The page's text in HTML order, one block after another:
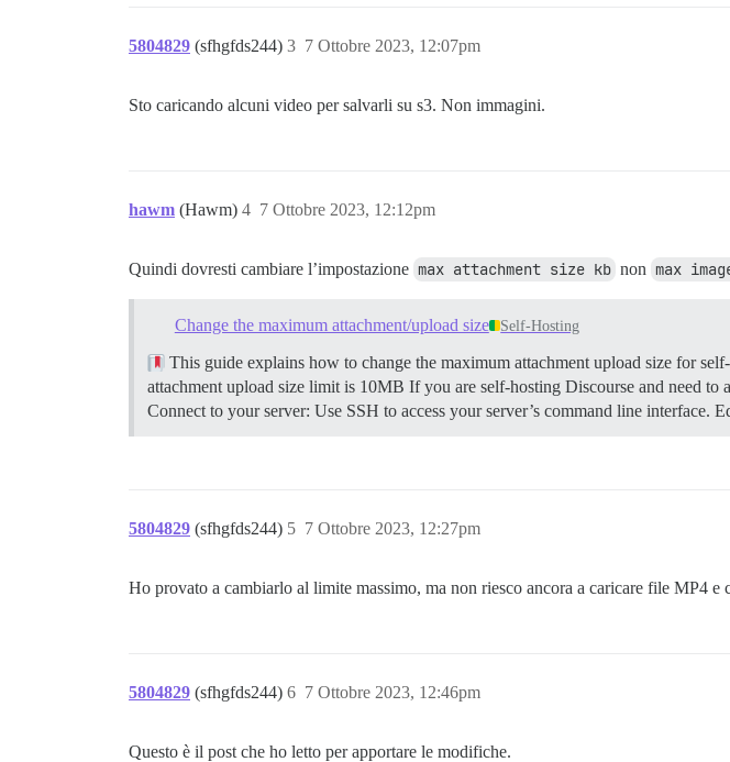
5804829 (sfhgfds244) 7 Ottobre 2023, 12:07pm
3
Sto caricando alcuni video per salvarli su s3. Non immagini.
hawm (Hawm) 7 Ottobre 2023, 12:12pm
4
Quindi dovresti cambiare l’impostazione max attachment size kb non max
Change the maximum attachment/upload size Self-Hosting
This guide explains how to change the maximum attachment upload size for
attachment upload size limit is 10MB If you are self-hosting Discourse and need
Connect to your server: Use SSH to access your server’s command line
5804829 (sfhgfds244) 7 Ottobre 2023, 12:27pm
5
Ho provato a cambiarlo al limite massimo, ma non riesco ancora a caricare file MP4
5804829 (sfhgfds244) 7 Ottobre 2023, 12:46pm
6
Questo è il post che ho letto per apportare le modifiche.